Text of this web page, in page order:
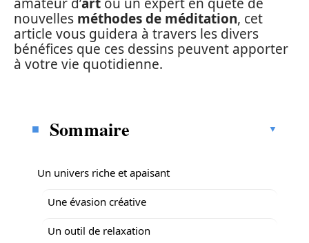
nouvelles méthodes de méditation, cet
article vous guidera à travers les divers
bénéfices que ces dessins peuvent apporter
à votre vie quotidienne.
Sommaire
Un univers riche et apaisant
Une évasion créative
Un outil de relaxation